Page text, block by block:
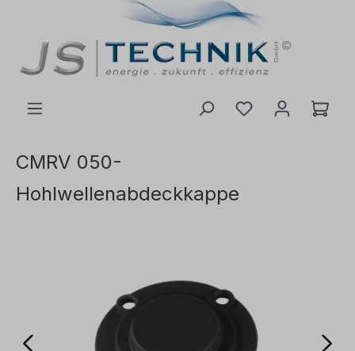
CMRV 050-
Hohlwellenabdeckkappe